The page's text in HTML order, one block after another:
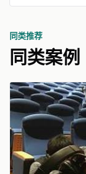
同类推荐
同类案例